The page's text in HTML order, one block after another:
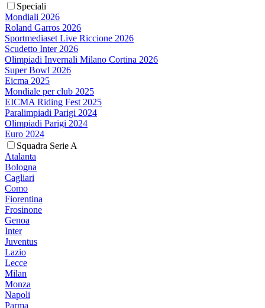
Speciali
Mondiali 2026
Roland Garros 2026
Sportmediaset Live Riccione 2026
Scudetto Inter 2026
Olimpiadi Invernali Milano Cortina 2026
Super Bowl 2026
Eicma 2025
Mondiale per club 2025
EICMA Riding Fest 2025
Paralimpiadi Parigi 2024
Olimpiadi Parigi 2024
Euro 2024
Squadra Serie A
Atalanta
Bologna
Cagliari
Como
Fiorentina
Frosinone
Genoa
Inter
Juventus
Lazio
Lecce
Milan
Monza
Napoli
Parma